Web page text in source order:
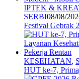
IPTEK &
SERBI08/08/
Festival Gebrak
KESEHATAN,
HUT ke-7,